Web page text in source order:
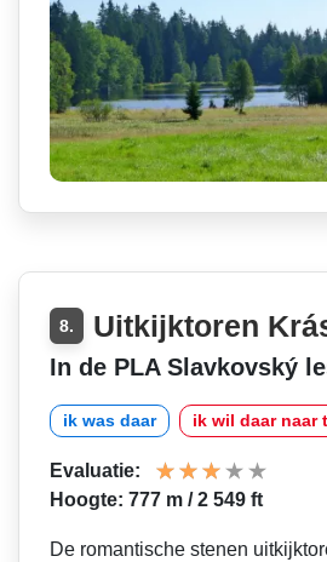
8. Uitkijktoren
In de PLA Slavkovský
ik was daar ik wil daar naar
Evaluatie:
Hoogte: 777 m / 2 549 ft
De romantische stenen